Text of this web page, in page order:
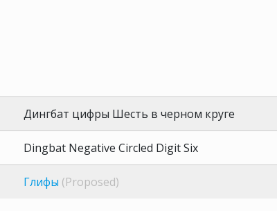
Дингбат цифры Шесть в черном круге
Dingbat Negative Circled Digit Six
Глифы (Proposed)